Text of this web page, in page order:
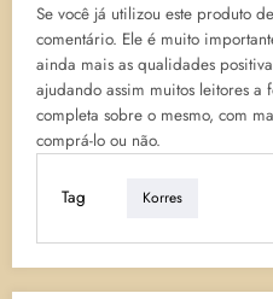
Se você já utilizou este produto
comentário. Ele é muito
ainda mais as qualidades
ajudando assim muitos leitores
completa sobre o mesmo, com
comprá-lo ou não.
Tag Korres